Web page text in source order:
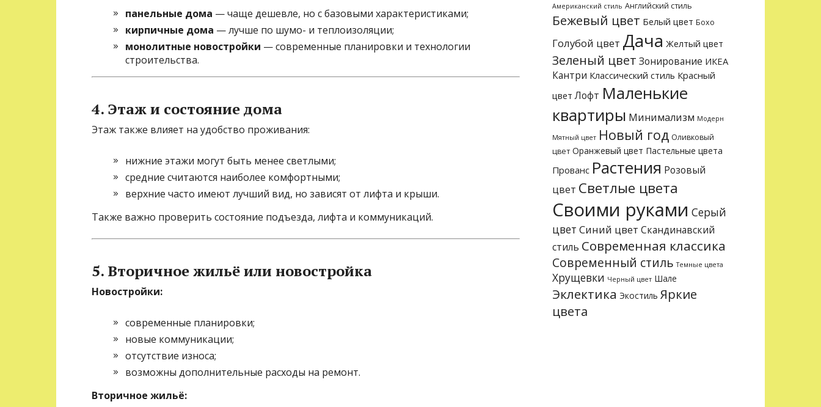
панельные дома — чаще дешевле, но с базовыми характеристиками;
кирпичные дома — лучше по шумо- и теплоизоляции;
монолитные новостройки — современные планировки и технологии
строительства.
4. Этаж и состояние дома
Этаж также влияет на удобство проживания:
нижние этажи могут быть менее светлыми;
средние считаются наиболее комфортными;
верхние часто имеют лучший вид, но зависят от лифта и крыши.
Также важно проверить состояние подъезда, лифта и коммуникаций.
5. Вторичное жильё или новостройка
Новостройки:
современные планировки;
новые коммуникации;
отсутствие износа;
возможны дополнительные расходы на ремонт.
Вторичное жильё:
Американский стиль Английский стиль
Бежевый цвет Белый цвет Бохо
Голубой цвет Дача Желтый цвет
Зеленый цвет Зонирование ИКЕА
Кантри Классический стиль Красный
цвет Лофт Маленькие
квартиры Минимализм Модерн
Мятный цвет Новый год Оливковый
цвет Оранжевый цвет Пастельные цвета
Прованс Растения Розовый
цвет Светлые цвета
Своими руками Серый
цвет Синий цвет Скандинавский
стиль Современная классика
Современный стиль Темные цвета
Хрущевки Черный цвет Шале
Эклектика Экостиль Яркие
цвета